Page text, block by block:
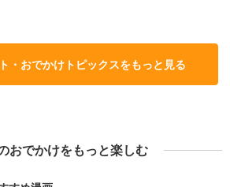
・おでかけトピックスをもっと見る
おでかけをもっと楽しむ